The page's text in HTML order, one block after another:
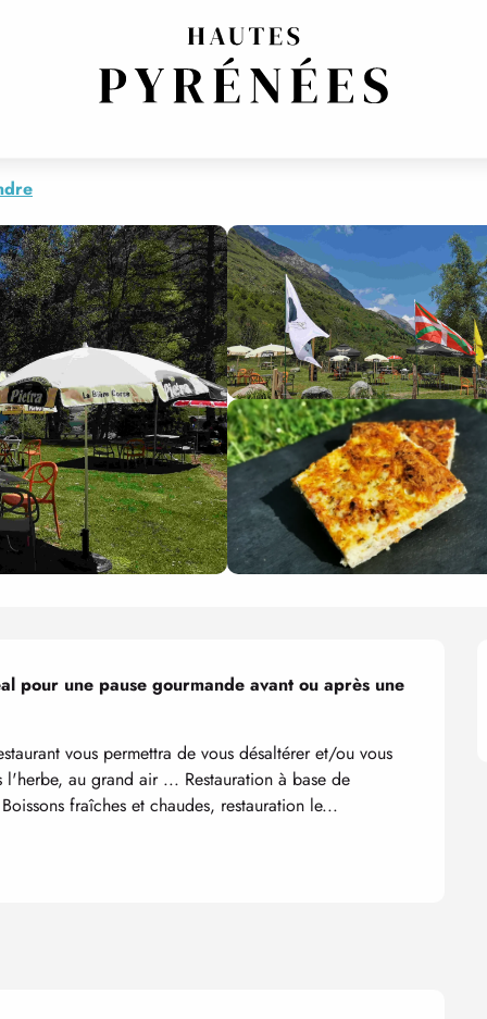
pour une pause gourmande avant ou après une
vous permettra de vous désaltérer et/ou vous
au grand air ... Restauration à base de
fraîches et chaudes, restauration le...